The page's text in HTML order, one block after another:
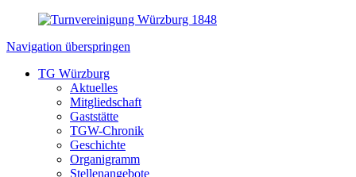
Navigation überspringen
TG Würzburg
Aktuelles
Mitgliedschaft
Gaststätte
TGW-Chronik
Geschichte
Organigramm
Stellenangebote